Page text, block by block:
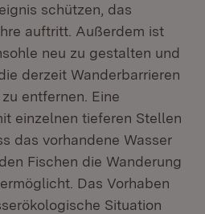
schützen, das
auftritt. Außerdem ist
neu zu gestalten und
derzeit Wanderbarrieren
entfernen. Eine
einzelnen tieferen Stellen
das vorhandene Wasser
Fischen die Wanderung
Das Vorhaben
Situation